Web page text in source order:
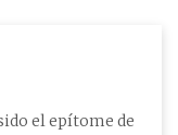
el epítome de